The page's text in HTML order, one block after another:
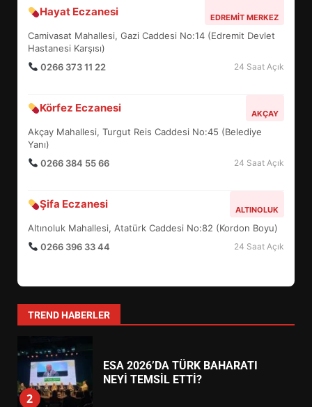
Hayat Eczanesi EDREMIT MERKEZ
Camivasat Mahallesi, Gazi Caddesi No:14 (Edremit Devlet
Hastanesi Karşısı)
0266 373 11 22
24 Saat Açık
Körfez Eczanesi AKÇAY
Akçay Mahallesi, Turgut Reis Caddesi No:45 (Belediye
Yanı)
0266 384 55 66
24 Saat Açık
Şifa Eczanesi ALTINOLUK
Altınoluk Mahallesi, Atatürk Caddesi No:82 (Kordon Boyu)
0266 396 33 44
24 Saat Açık
TREND HABERLER
5
BALIKESİR MÜZELERİNDE SÜRE
UZATILDI: NE DEĞİŞTİ?
6
TURNUVASI KAYITLARI NEYİ
7
YENİ YÖNETİM NASIL
ŞEKİLLENDİ?
1
HAREKETE GEÇİYOR: GÖZLER
2
ESA 2026’DA TÜRK BAHARATI
NEYİ TEMSİL ETTİ?